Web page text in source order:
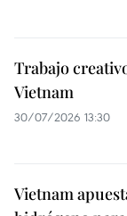
Trabajo
Vietnam
30/07/2026 13:30
Vietnam